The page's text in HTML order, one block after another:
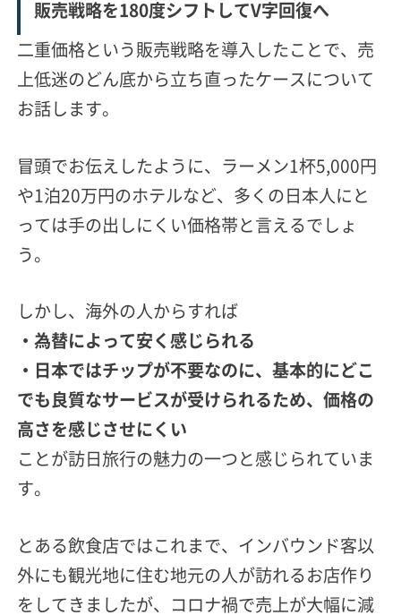
販売戦略を180度シフトしてV字回復へ
二重価格という販売戦略を導入したことで、売
上低迷の どん底から立ち直ったケースについて
お話します。
冒頭でお伝えしたように、ラーメン1杯5,000円
や1泊20万円のホテルなど、多くの日本人にと
っては手の出しにくい価格帯と言えるでしょ
う。
しかし、海外の人からすれば
・為替によって安く感じられる
・日本ではチップが不要なのに、基本的にどこ
でも良質なサービスが受けられるため、価格の
高さを感じさせにくい
ことが訪日旅行の魅力の一つと感じられていま
す。
とある飲食店ではこれまで、インバウンド客以
外にも観光地に住む地元の人が訪れるお店作り
をしてきましたが、コロナ禍で売上が大幅に減